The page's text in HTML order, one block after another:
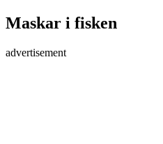
Maskar i fisken
advertisement